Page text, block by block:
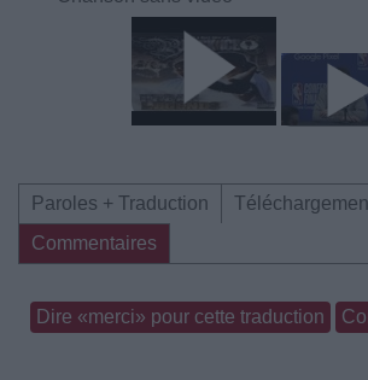
Paroles + Traduction
Commentaires
Dire «merci» pour cette traduction